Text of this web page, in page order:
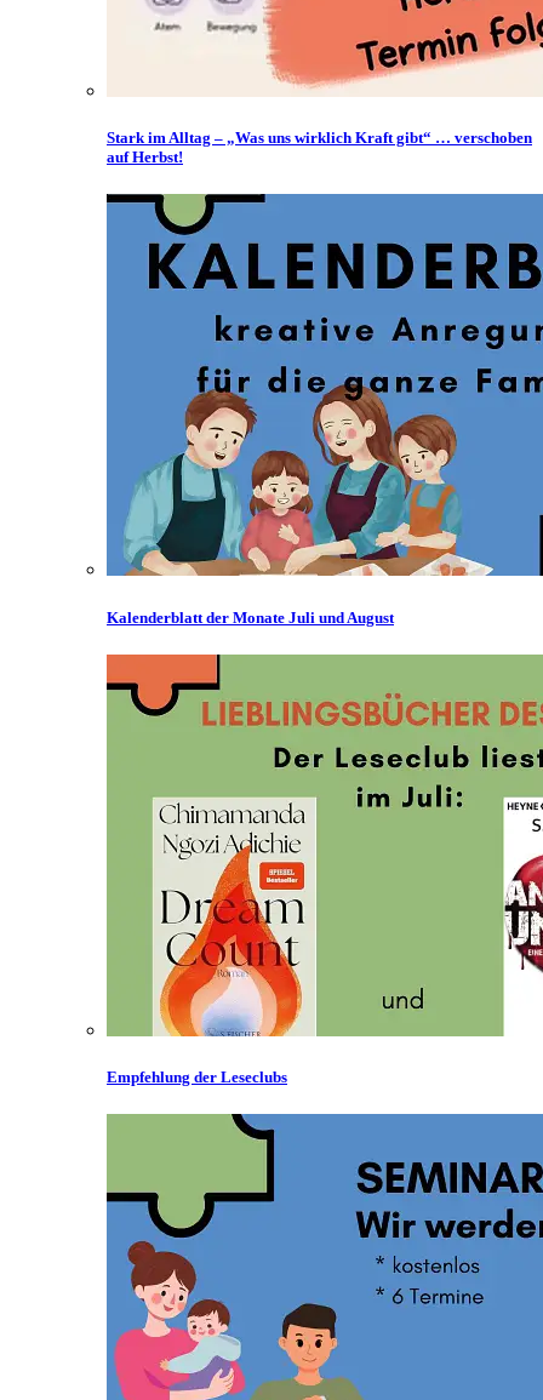
Stark im Alltag – „Was uns wirklich Kraft gibt“ … verschoben
auf Herbst!
Kalenderblatt der Monate Juli und August
Empfehlung der Leseclubs